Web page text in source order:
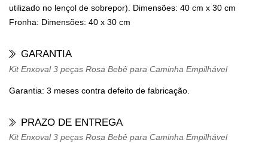
utilizado no lençol de sobrepor). Dimensões: 40 cm x 30 cm
Fronha: Dimensões: 40 x 30 cm
GARANTIA
Kit Enxoval 3 peças Rosa Bebê para Caminha Empilhável
Garantia: 3 meses contra defeito de fabricação.
PRAZO DE ENTREGA
Kit Enxoval 3 peças Rosa Bebê para Caminha Empilhável